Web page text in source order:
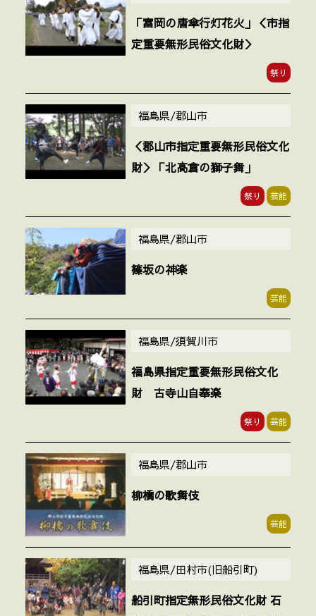
「富岡の唐傘行灯花火」＜市指
定重要無形民俗文化財＞
祭り
福島県/郡山市
＜郡山市指定重要無形民俗文化
財＞「北高倉の獅子舞」
祭り 芸能
福島県/郡山市
篠坂の神楽
芸能
福島県/須賀川市
福島県指定重要無形民俗文化
財 古寺山自奉楽
祭り 芸能
福島県/郡山市
柳橋の歌舞伎
芸能
福島県/田村市(旧船引町)
船引町指定無形民俗文化財 石